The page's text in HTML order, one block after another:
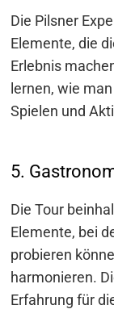
Die Pilsner
Elemente, die
Erlebnis
lernen, wie
Spielen und
5.
Die Tour
Elemente, bei
probieren
harmonieren.
Erfahrung für